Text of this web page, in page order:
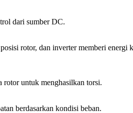
dari sumber DC.
rotor, dan inverter memberi energi
rotor untuk menghasilkan torsi.
berdasarkan kondisi beban.